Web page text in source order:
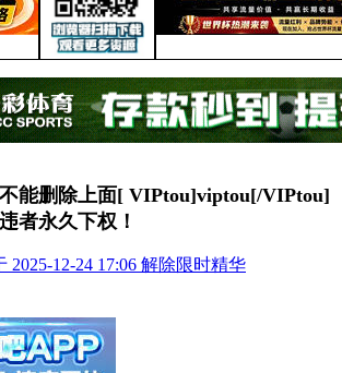
能删除上面[ VIPtou]viptou[/VIPtou]
者永久下权！
2025-12-24 17:06 解除限时精华